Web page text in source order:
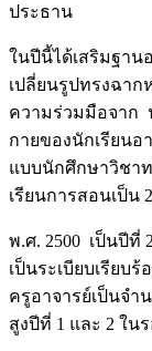
ประธาน
ในปีนี้ได้เสริมฐา
เปลี่ยนรูปทรงฉา
ความร่วมมือจาก
กายของนักเรียนอ
แบบนักศึกษาวิชา
เรียนการสอนเป็น
พ.ศ. 2500 เป็นปีที่
เป็นระเบียบเรียบ
ครูอาจารย์เป็นจ
สูงปีที่ 1 และ 2 ใน